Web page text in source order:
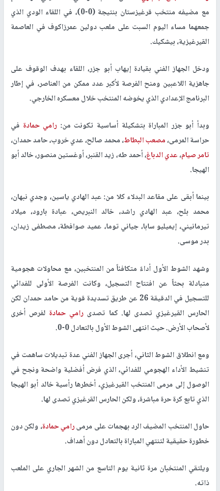
مع مضيفه منتخب قرغيزستان بنتيجة (0-0)، في اللقاء الودي الذي
جمعهما مساء اليوم السبت على ملعب دولين عمرزاكوف في العاصمة
القيرغيزية، بيشكيك.
ودخل الجهاز الفني بقيادة إيهاب أبو جزر، اللقاء بهدف الوقوف على
جاهزية اللاعبين ومنح الفرصة لأكبر عدد ممكن من العناصر، في إطار
البرنامج الإعدادي الذي يخوضه المنتخب خلال معسكره الخارجي.
وبدأ أبو جزر المباراة بتشكيلة أساسية تكونت من: رامي حمادة في
حراسة المرمى،مصعب البطاط، محمد صالح، عدي خروب، حامد حمدان،
تامر صيام،عدي الدباغ، أحمد طه، زيد القنبر، أوغستين منصور، خالد أبو
الهيجا.
بينما أبقى على مقاعد البدلاء كلا من: عبد الهادي ياسين، وجدي نبهان،
محمد بلح، عبد الهادي راشد، خالد النبريص، عبادة بارود، ميلاد
تيرمانيني، إيميليو سابا، جياني توما، عميد صوافطة، مصطفى زيدان،
بدر موسى.
وشهد الشوط الأول أداءً متكافئاً من المنتخبين، مع محاولات هجومية
متبادلة بحثاً عن افتتاح التسجيل، وكانت الفرصة الأولى للفدائي
للتسجيل في الدقيقة 26 عن طريق تسديدة قوية من حامد حمدان لكن
الحارس القيرغيزي تصدى لها. كما تصدى رامي حمادة لفرص أخرى
لأصحاب الأرض. حيث انتهى الشوط الأول بالتعادل 0-0.
ومع انطلاق الشوط الثاني، أجرى الجهاز الفني عدة تبديلات ساهمت في
تنشيط الأداء الهجومي للفدائي، الذي فرض أفضلية واضحة ونجح في
الوصول إلى مرمى المنتخب القيرغيزي، أخطرها رأسية خالد أبو الهيجا
الذي تابع كرة حرة مباشرة، ولكن الحارس القرغيزي تصدى لها.
حاول المنتخب المضيف الرد بهجمات على مرمىرامي حمادة، ولكن دون
خطورة حقيقية لتنتهي المباراة بالتعادل دون أهداف.
ويلتقي المنتخبان مرة ثانية يوم التاسع من الشهر الجاري على الملعب
ذاته.